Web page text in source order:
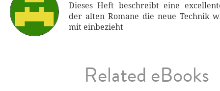
Dieses Heft beschreibt eine
der alten Romane die neue Technik
mit einbezieht
Related eBooks